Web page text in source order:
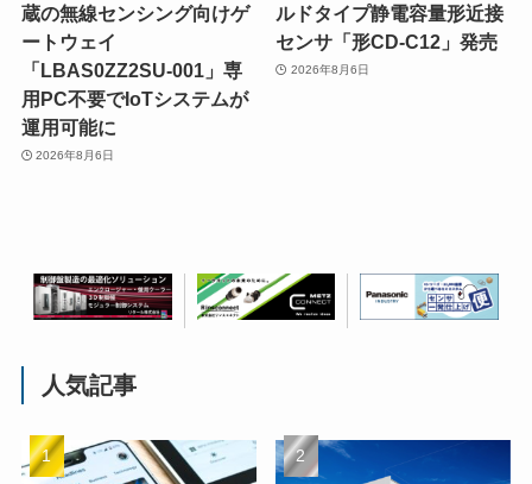
蔵の無線センシング向けゲ
ートウェイ
「LBAS0ZZ2SU-001」専
用PC不要でIoTシステムが
運用可能に
2026年8月6日
ルドタイプ静電容量形近接
センサ「形CD-C12」発売
2026年8月6日
人気記事